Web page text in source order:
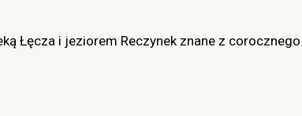
Łęcza i jeziorem Reczynek znane z corocznego